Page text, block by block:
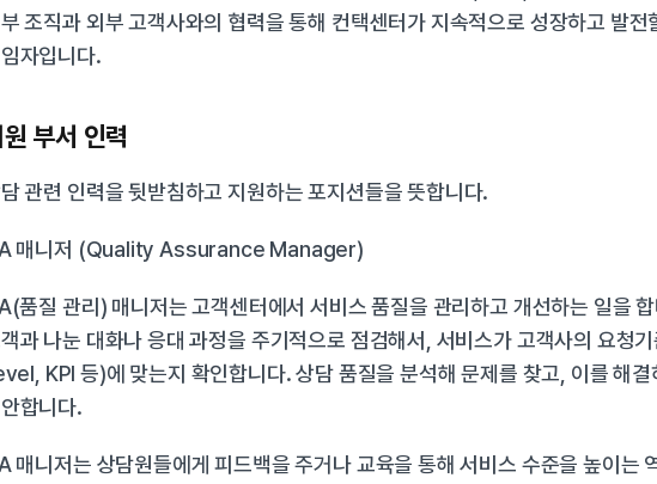
조직과 외부 고객사와의 협력을 통해 컨택센터가 지속적으로 성장하고 발전
자입니다.
부서 인력
관련 인력을 뒷받침하고 지원하는 포지션들을 뜻합니다.
매니저 (Quality Assurance Manager)
품질 관리) 매니저는 고객센터에서 서비스 품질을 관리하고 개선하는 일을
과 나눈 대화나 응대 과정을 주기적으로 점검해서, 서비스가 고객사의 요청
KPI 등)에 맞는지 확인합니다. 상담 품질을 분석해 문제를 찾고, 이를 해
합니다.
매니저는 상담원들에게 피드백을 주거나 교육을 통해 서비스 수준을 높이는